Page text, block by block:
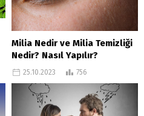
Milia Nedir ve Milia Temizliği
Nedir? Nasıl Yapılır?
25.10.2023 756